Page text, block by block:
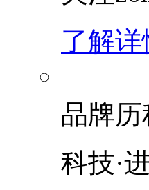
了解详
品牌历
科技·